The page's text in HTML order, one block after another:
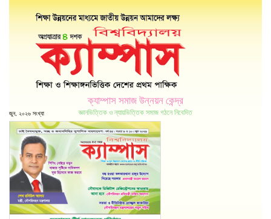
ক্যাম্পাস সমাজ উন্নয়ন কেন্দ্র
জ্ঞানভিত্তিক ও ন্যায়ভিত্তিক সমাজ গঠনে নিবেদিত
জুন, ২০২৬ সংখ্যা